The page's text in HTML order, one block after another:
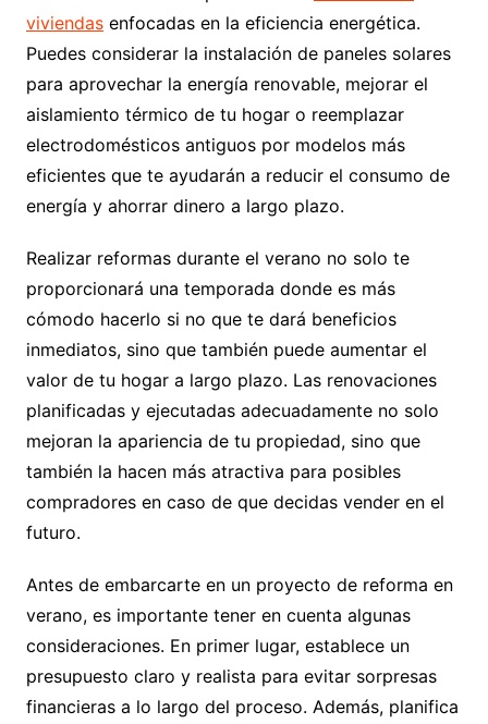
viviendasenfocadas en la eficiencia energética.
Puedes considerar la instalación de paneles solares
para aprovechar la energía renovable, mejorar el
aislamiento térmico de tu hogar o reemplazar
electrodomésticos antiguos por modelos más
eficientes que te ayudarán a reducir el consumo de
energía y ahorrar dinero a largo plazo.
Realizar reformas durante el verano no solo te
proporcionará una temporada donde es más
cómodo hacerlo si no que te dará beneficios
inmediatos, sino que también puede aumentar el
valor de tu hogar a largo plazo. Las renovaciones
planificadas y ejecutadas adecuadamente no solo
mejoran la apariencia de tu propiedad, sino que
también la hacen más atractiva para posibles
compradores en caso de que decidas vender en el
futuro.
Antes de embarcarte en un proyecto de reforma en
verano, es importante tener en cuenta algunas
consideraciones. En primer lugar, establece un
presupuesto claro y realista para evitar sorpresas
financieras a lo largo del proceso. Además, planifica